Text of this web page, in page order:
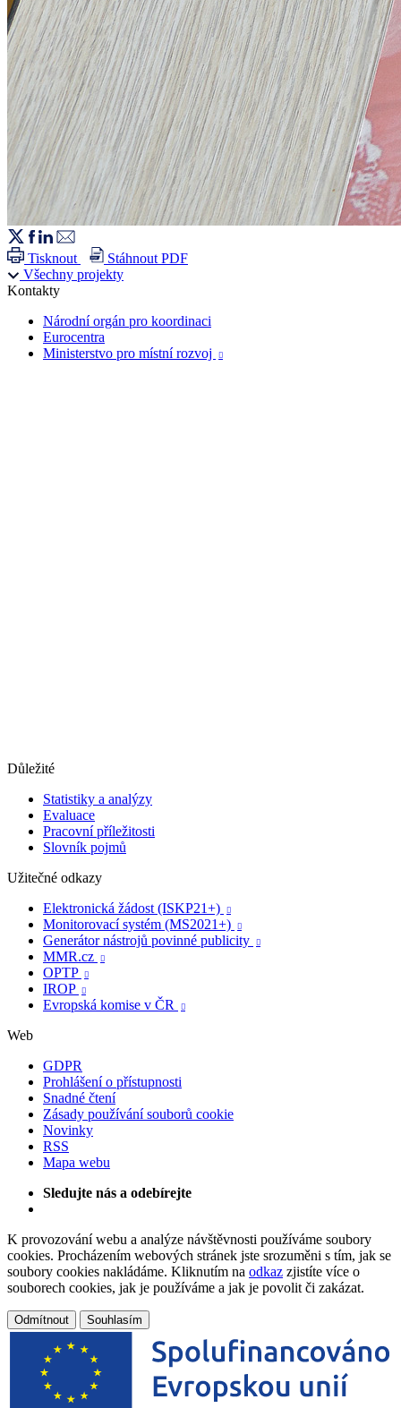
Tisknout
Stáhnout PDF
Všechny projekty
Kontakty
Národní orgán pro koordinaci
Eurocentra
Ministerstvo pro místní rozvoj

Důležité
Statistiky a analýzy
Evaluace
Pracovní příležitosti
Slovník pojmů
Užitečné odkazy
Elektronická žádost (ISKP21+)

Monitorovací systém (MS2021+) 
Generátor nástrojů povinné publicity 
MMR.cz 
OPTP 
IROP 
Evropská komise v ČR 
Web
GDPR
Prohlášení o přístupnosti
Snadné čtení
Zásady používání souborů cookie
Novinky
RSS
Mapa webu
Sledujte nás a odebírejte
K provozování webu a analýze návštěvnosti používáme soubory
cookies. Procházením webových stránek jste srozuměni s tím, jak se
soubory cookies nakládáme. Kliknutím na odkaz zjistíte více o
souborech cookies, jak je používáme a jak je povolit či zakázat.
Odmítnout Souhlasím